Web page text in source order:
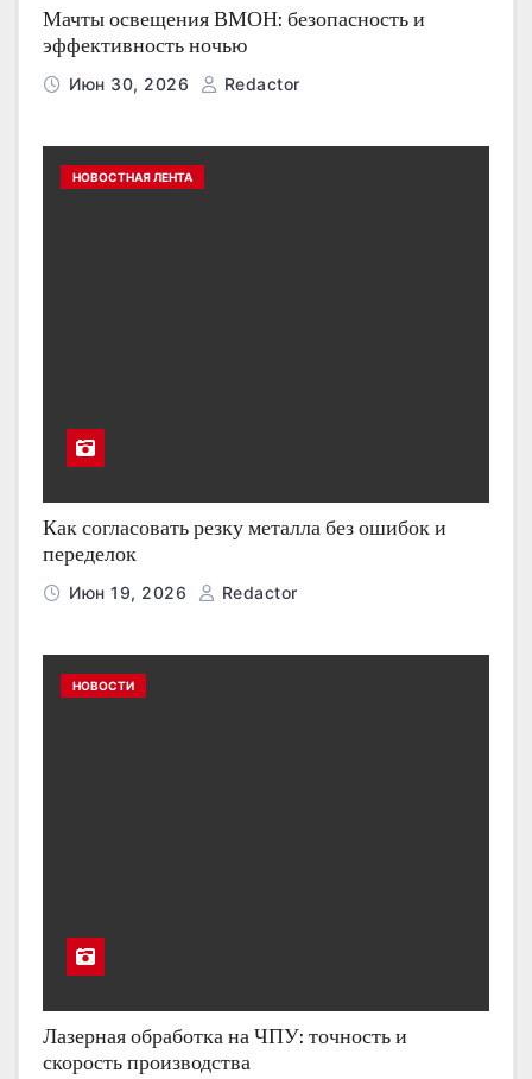
Мачты освещения ВМОН: безопасность и
эффективность ночью
Июн 30, 2026 Redactor
НОВОСТНАЯ ЛЕНТА
Как согласовать резку металла без ошибок и
переделок
Июн 19, 2026 Redactor
НОВОСТИ
Лазерная обработка на ЧПУ: точность и
скорость производства